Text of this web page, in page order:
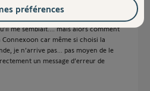
me semblait.... mais alors comment
car même si choisi la
je n’arrive pas... pas moyen de le
un message d’erreur de
préférences